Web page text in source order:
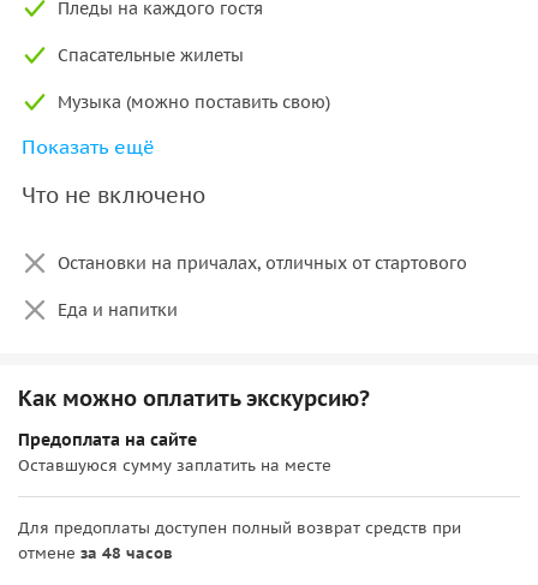
Пледы на каждого гостя
Спасательные жилеты
Музыка (можно поставить свою)
Ходовой тент от дождя
Показать ещё
Что не включено
Остановки на причалах, отличных от стартового
Еда и напитки
Как можно оплатить экскурсию?
Предоплата на сайте
Оставшуюся сумму заплатить на месте
Для предоплаты доступен полный возврат средств при
отмене за 48 часов